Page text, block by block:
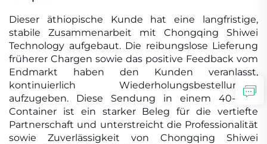
Dieser äthiopische Kunde hat eine langfristige,
stabile Zusammenarbeit mit Chongqing Shiwei
Technology aufgebaut. Die reibungslose Lieferung
früherer Chargen sowie das positive Feedback vom
Endmarkt haben den Kunden veranlasst,
kontinuierlich Wiederholungsbestellungen
aufzugeben. Diese Sendung in einem 40-Fuß-
Container ist ein starker Beleg für die vertiefte
Partnerschaft und unterstreicht die Professionalität
sowie Zuverlässigkeit von Chongqing Shiwei